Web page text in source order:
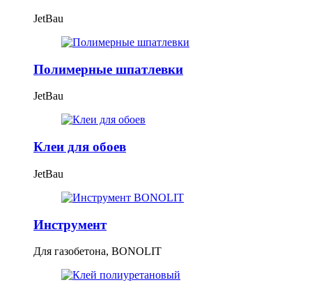
JetBau
Полимерные шпатлевки
JetBau
Клеи для обоев
JetBau
Инструмент
Для газобетона, BONOLIT